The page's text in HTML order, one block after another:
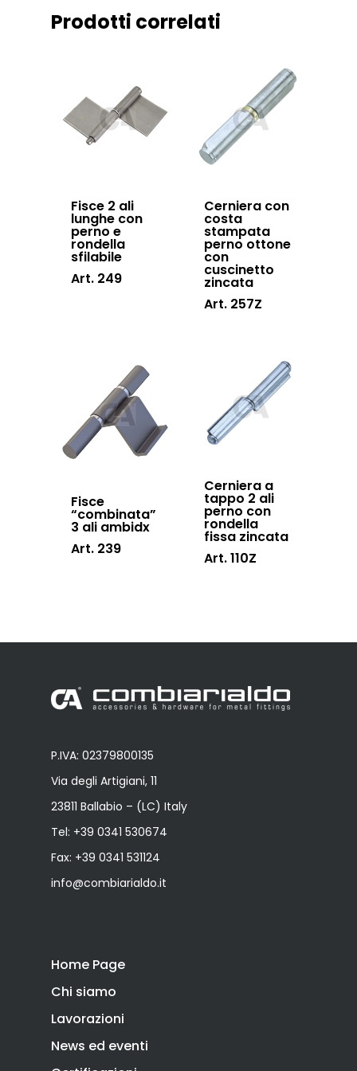
Prodotti correlati
Fisce 2 ali
lunghe con
perno e
rondella
sfilabile
Art. 249
Cerniera con
costa
stampata
perno ottone
con
cuscinetto
zincata
Art. 257Z
Fisce
“combinata”
3 ali ambidx
Art. 239
Cerniera a
tappo 2 ali
perno con
rondella
fissa zincata
Art. 110Z
P.IVA: 02379800135
Via degli Artigiani, 11
23811 Ballabio – (LC) Italy
Tel: +39 0341 530674
Fax: +39 0341 531124
info@combiarialdo.it
Home Page
Chi siamo
Lavorazioni
News ed eventi
scorrevoli
Accessori
sospesi
Swing gates
Sistemi di
Hardware
Inox
Certificazioni
Contatti